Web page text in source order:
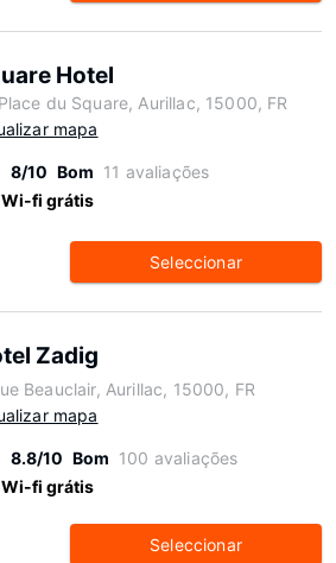
Hotel
du Square, Aurillac, 15000, FR
mapa
8/10 Bom 11 avaliações
Wi-fi grátis
Seleccionar
Zadig
Beauclair, Aurillac, 15000, FR
mapa
8.8/10 Bom 100 avaliações
Wi-fi grátis
Seleccionar